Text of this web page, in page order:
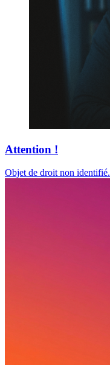
Attention !
Objet de droit non identifié.